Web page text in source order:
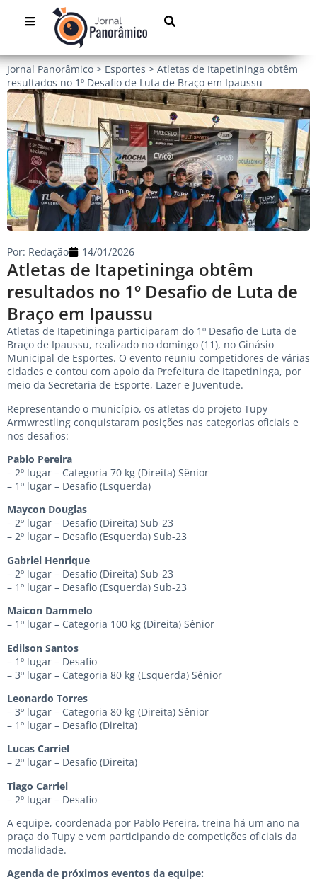
Jornal Panorâmico > Esportes > Atletas de Itapetininga obtêm
resultados no 1º Desafio de Luta de Braço em Ipaussu
Atletas de Itapetininga obtêm
resultados no 1º Desafio de Luta de
Braço em Ipaussu
Por: Redação 14/01/2026
Atletas de Itapetininga participaram do 1º Desafio de Luta de
Braço de Ipaussu, realizado no domingo (11), no Ginásio
Municipal de Esportes. O evento reuniu competidores de várias
cidades e contou com apoio da Prefeitura de Itapetininga, por
meio da Secretaria de Esporte, Lazer e Juventude.
Representando o município, os atletas do projeto Tupy
Armwrestling conquistaram posições nas categorias oficiais e
nos desafios:
Pablo Pereira
– 2º lugar – Categoria 70 kg (Direita) Sênior
– 1º lugar – Desafio (Esquerda)
Maycon Douglas
– 2º lugar – Desafio (Direita) Sub-23
– 2º lugar – Desafio (Esquerda) Sub-23
Gabriel Henrique
– 2º lugar – Desafio (Direita) Sub-23
– 1º lugar – Desafio (Esquerda) Sub-23
Maicon Dammelo
– 1º lugar – Categoria 100 kg (Direita) Sênior
Edilson Santos
– 1º lugar – Desafio
– 3º lugar – Categoria 80 kg (Esquerda) Sênior
Leonardo Torres
– 3º lugar – Categoria 80 kg (Direita) Sênior
– 1º lugar – Desafio (Direita)
Lucas Carriel
– 2º lugar – Desafio (Direita)
Tiago Carriel
– 2º lugar – Desafio
A equipe, coordenada por Pablo Pereira, treina há um ano na
praça do Tupy e vem participando de competições oficiais da
modalidade.
Agenda de próximos eventos da equipe: